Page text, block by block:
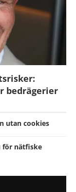
bedrägerier
utan cookies
för nätfiske